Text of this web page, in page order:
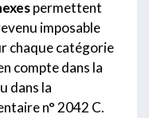
permettent
imposable
chaque catégorie
compte dans la
dans la
n° 2042 C.